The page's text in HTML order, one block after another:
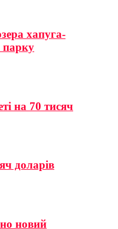
хапуга-
парку
на 70 тисяч
доларів
новий